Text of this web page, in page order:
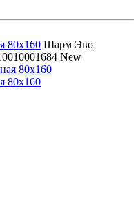
80x160 Шарм Эво
New
80x160